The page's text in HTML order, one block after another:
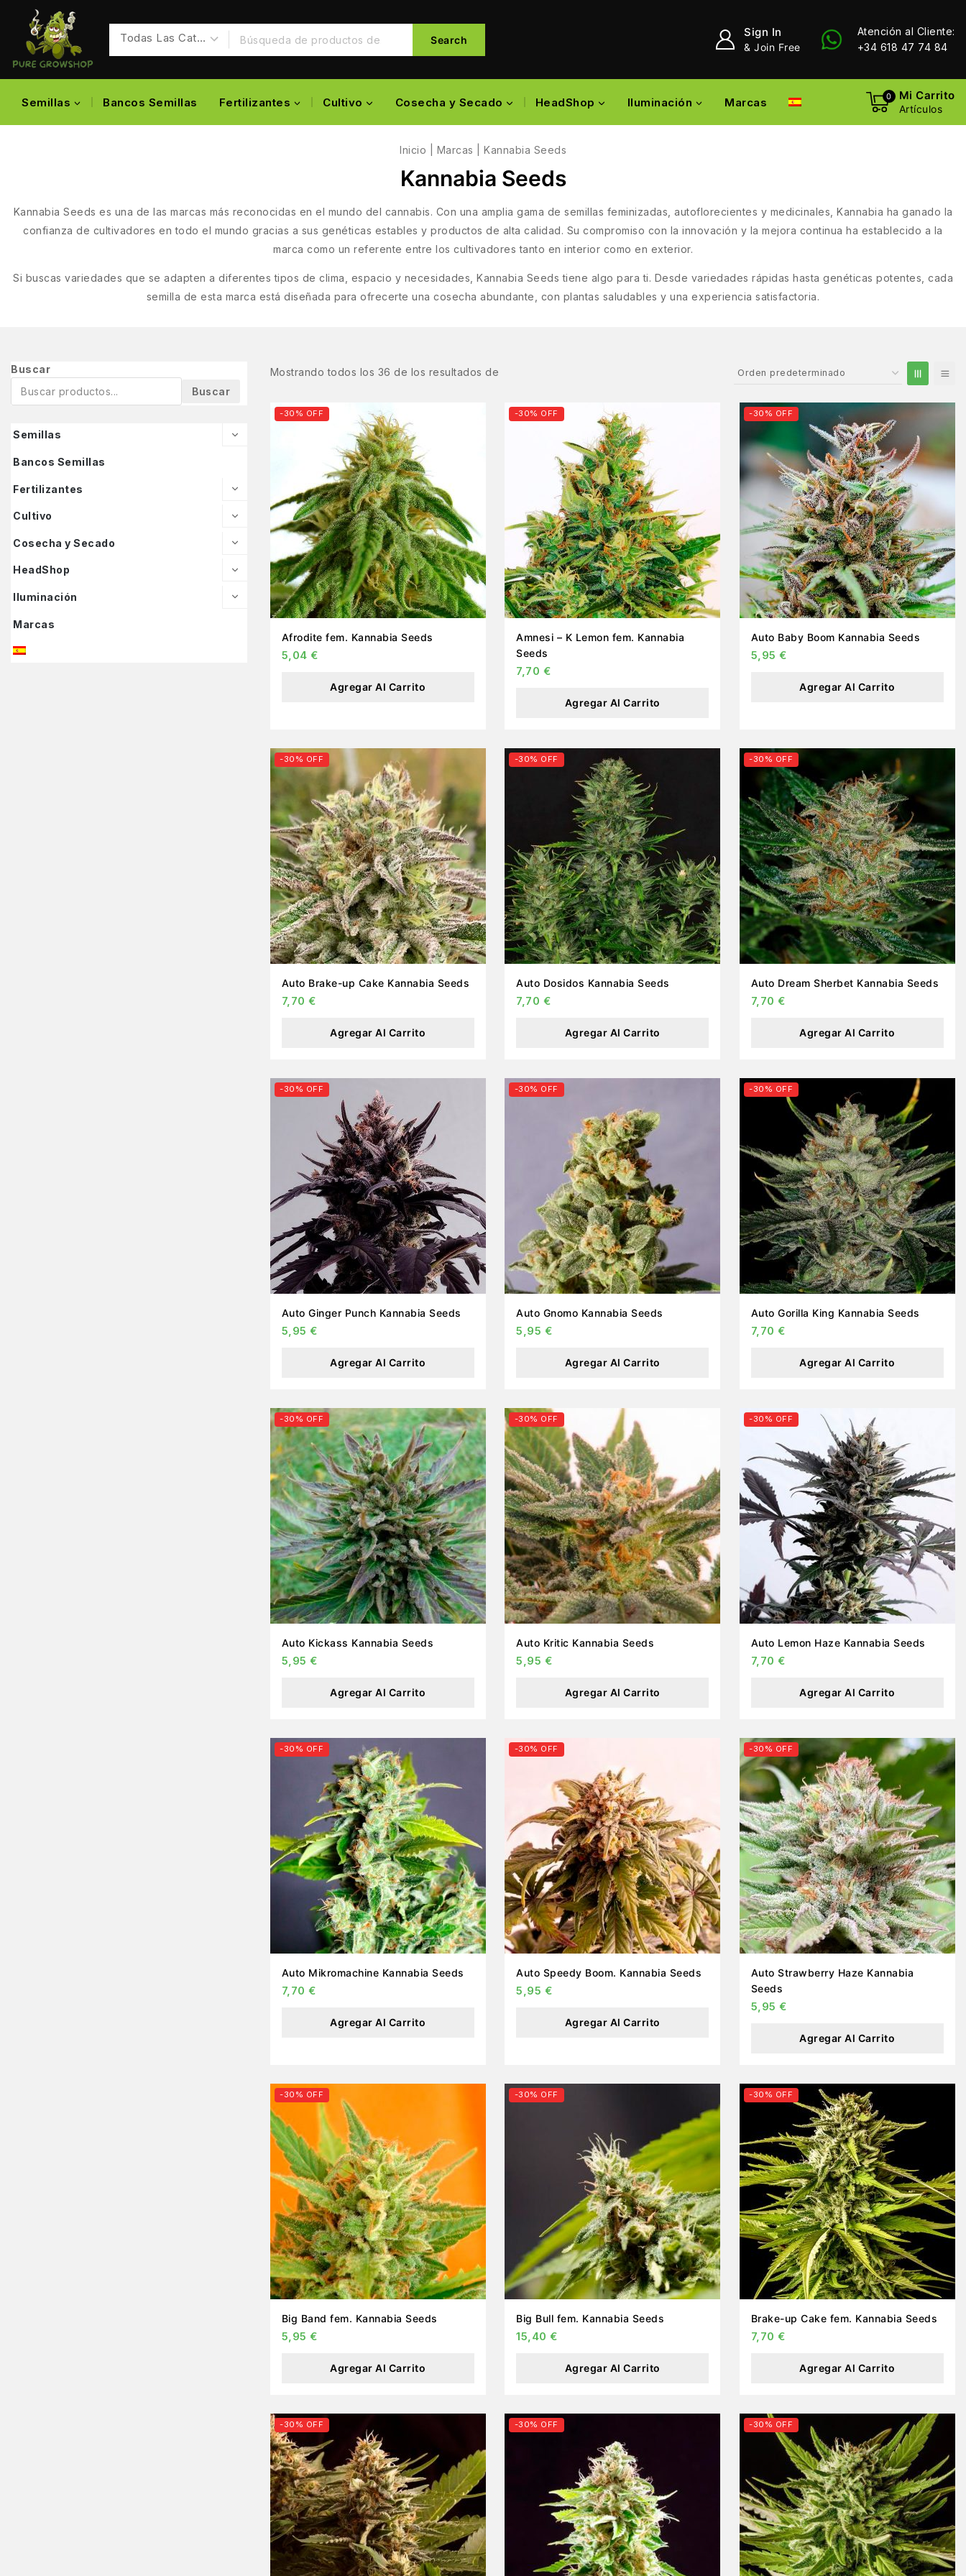
Search
Sign In
& Join Free
Atención al Cliente:
+34 618 47 74 84
Semillas Bancos Semillas Fertilizantes Cultivo Cosecha y Secado HeadShop Iluminación Marcas 0 Mi Carrito
Artículos
Inicio Marcas Kannabia Seeds
Kannabia Seeds
Kannabia Seeds es una de las marcas más reconocidas en el mundo del cannabis. Con una amplia gama de semillas feminizadas, autoflorecientes y medicinales, Kannabia ha ganado la
confianza de cultivadores en todo el mundo gracias a sus genéticas estables y productos de alta calidad. Su compromiso con la innovación y la mejora continua ha establecido a la
marca como un referente entre los cultivadores tanto en interior como en exterior.
Si buscas variedades que se adapten a diferentes tipos de clima, espacio y necesidades, Kannabia Seeds tiene algo para ti. Desde variedades rápidas hasta genéticas potentes, cada
semilla de esta marca está diseñada para ofrecerte una cosecha abundante, con plantas saludables y una experiencia satisfactoria.
Mostrando todos los 36 de los resultados de
-30% OFF
Afrodite fem. Kannabia Seeds
5,04 €
Agregar Al Carrito
-30% OFF
Amnesi – K Lemon fem. Kannabia
Seeds
7,70 €
Agregar Al Carrito
-30% OFF
Auto Baby Boom Kannabia Seeds
5,95 €
Agregar Al Carrito
-30% OFF
Auto Brake-up Cake Kannabia Seeds
7,70 €
Agregar Al Carrito
-30% OFF
Auto Dosidos Kannabia Seeds
7,70 €
Agregar Al Carrito
-30% OFF
Auto Dream Sherbet Kannabia Seeds
7,70 €
Agregar Al Carrito
-30% OFF
Auto Ginger Punch Kannabia Seeds
5,95 €
Agregar Al Carrito
-30% OFF
Auto Gnomo Kannabia Seeds
5,95 €
Agregar Al Carrito
-30% OFF
Auto Gorilla King Kannabia Seeds
7,70 €
Agregar Al Carrito
-30% OFF
Auto Kickass Kannabia Seeds
5,95 €
Agregar Al Carrito
-30% OFF
Auto Kritic Kannabia Seeds
5,95 €
Agregar Al Carrito
-30% OFF
Auto Lemon Haze Kannabia Seeds
7,70 €
Agregar Al Carrito
-30% OFF
Auto Mikromachine Kannabia Seeds
7,70 €
Agregar Al Carrito
-30% OFF
Auto Speedy Boom. Kannabia Seeds
5,95 €
Agregar Al Carrito
-30% OFF
Auto Strawberry Haze Kannabia
Seeds
5,95 €
Agregar Al Carrito
-30% OFF
Big Band fem. Kannabia Seeds
5,95 €
Agregar Al Carrito
-30% OFF
Big Bull fem. Kannabia Seeds
15,40 €
Agregar Al Carrito
-30% OFF
Brake-up Cake fem. Kannabia Seeds
7,70 €
Agregar Al Carrito
-30% OFF -30% OFF -30% OFF
Buscar
Buscar
Semillas
Bancos Semillas
Fertilizantes
Cultivo
Cosecha y Secado
HeadShop
Iluminación
Marcas